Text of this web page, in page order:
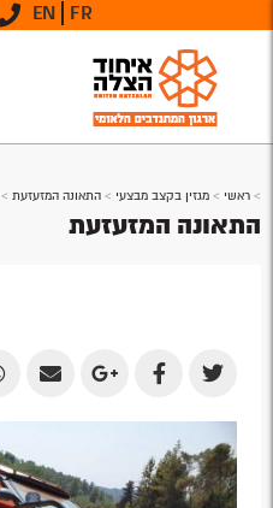
EN FR
> ראשי > מגזין בקצב מבצעי > התאונה המזעזעת >
התאונה המזעזעת
Share
on
Twitter
Share
on
Facebook
Share
on
Plus
Share
by
Email